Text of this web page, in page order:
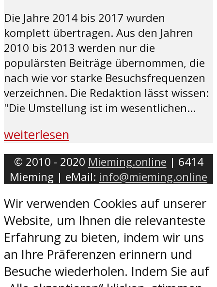
Die Jahre 2014 bis 2017 wurden
komplett übertragen. Aus den Jahren
2010 bis 2013 werden nur die
populärsten Beiträge übernommen, die
nach wie vor starke Besuchsfrequenzen
verzeichnen. Die Redaktion lässt wissen:
"Die Umstellung ist im wesentlichen...
weiterlesen
© 2010 - 2020 Mieming.online | 6414
Mieming | eMail: info@mieming.online
Wir verwenden Cookies auf unserer
Website, um Ihnen die relevanteste
Erfahrung zu bieten, indem wir uns
an Ihre Präferenzen erinnern und
Besuche wiederholen. Indem Sie auf